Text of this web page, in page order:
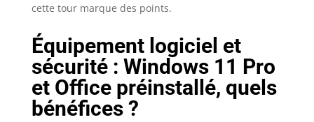
cette tour marque des points.
Équipement logiciel et
sécurité : Windows 11 Pro
et Office préinstallé, quels
bénéfices ?